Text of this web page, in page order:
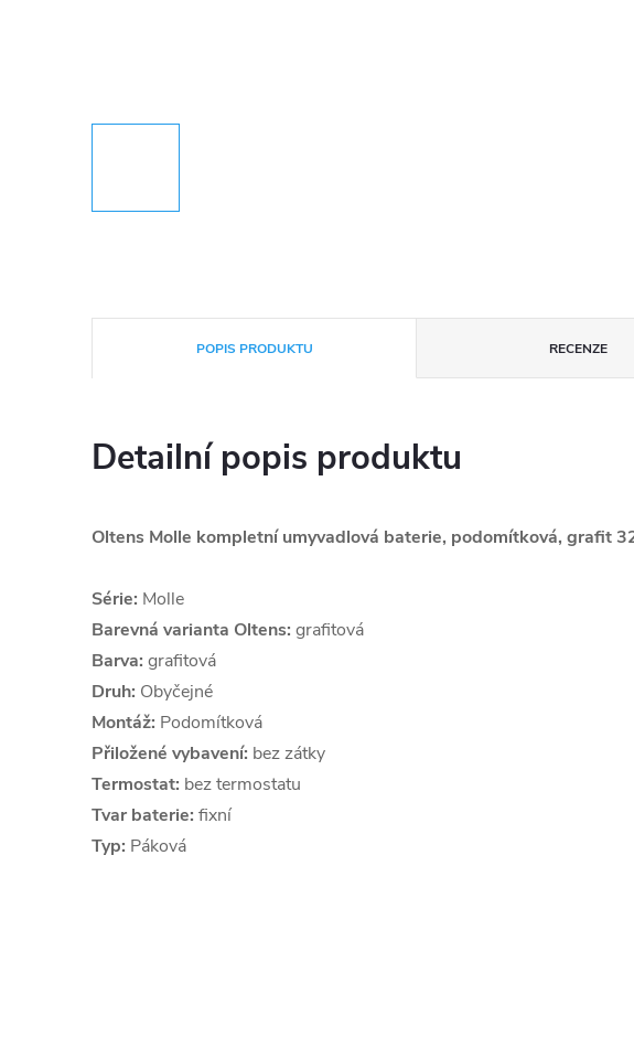
POPIS PRODUKTU RECENZE
Detailní popis produktu
Oltens Molle kompletní umyvadlová baterie, podomítková, grafit
Série: Molle
Barevná varianta Oltens: grafitová
Barva: grafitová
Druh: Obyčejné
Montáž: Podomítková
Přiložené vybavení: bez zátky
Termostat: bez termostatu
Tvar baterie: fixní
Typ: Páková